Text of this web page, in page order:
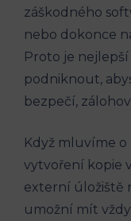
záškodného
nebo dokonce
Proto je
podniknout,
bezpečí,
Když mluvíme
vytvoření kopie
externí úložiště
umožní mít